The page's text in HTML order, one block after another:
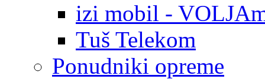
izi mobil -
Tuš Telekom
Ponudniki opreme